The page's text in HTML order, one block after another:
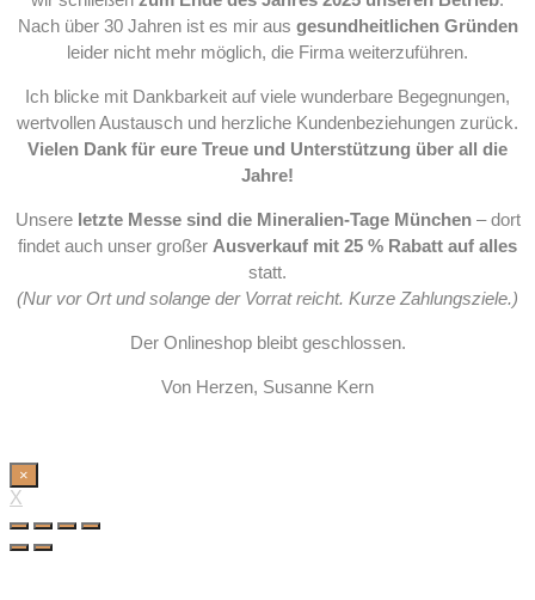
Nach über 30 Jahren ist es mir aus gesundheitlichen Gründen
leider nicht mehr möglich, die Firma weiterzuführen.
Ich blicke mit Dankbarkeit auf viele wunderbare Begegnungen,
wertvollen Austausch und herzliche Kundenbeziehungen zurück.
Vielen Dank für eure Treue und Unterstützung über all die
Jahre!
Unsere letzte Messe sind die Mineralien-Tage München– dort
findet auch unser großer Ausverkauf mit 25 % Rabatt auf alles
statt.
(Nur vor Ort und solange der Vorrat reicht. Kurze Zahlungsziele.)
Der Onlineshop bleibt geschlossen.
Von Herzen, Susanne Kern
×
X